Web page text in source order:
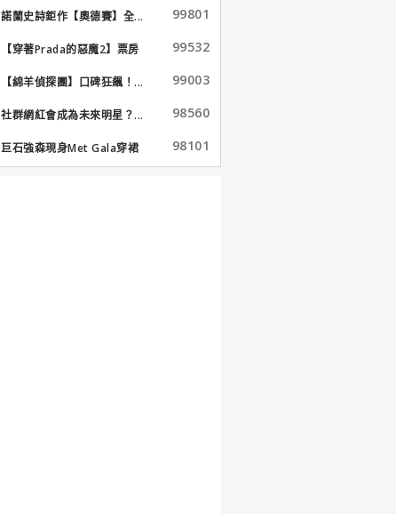
諾蘭史詩鉅作【奧德賽】全...
99801
【穿著Prada的惡魔2】票房
99532
【綿羊偵探團】口碑狂飆！... 99003
社群網紅會成為未來明星？... 98560
巨石強森現身Met Gala穿裙
子...
98101